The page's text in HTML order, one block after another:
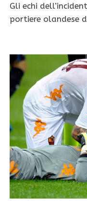
Gli echi
portiere olandese